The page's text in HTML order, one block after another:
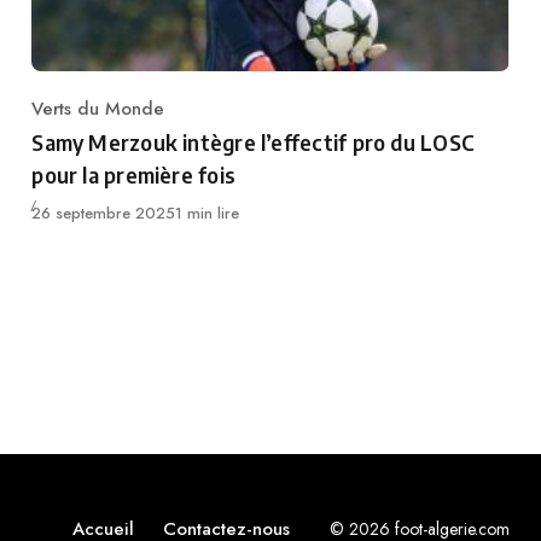
Category
Verts du Monde
Samy Merzouk intègre l’effectif pro du LOSC
pour la première fois
Publié
26 septembre 20251 min lire
Accueil Contactez-nous © 2026 foot-algerie.com